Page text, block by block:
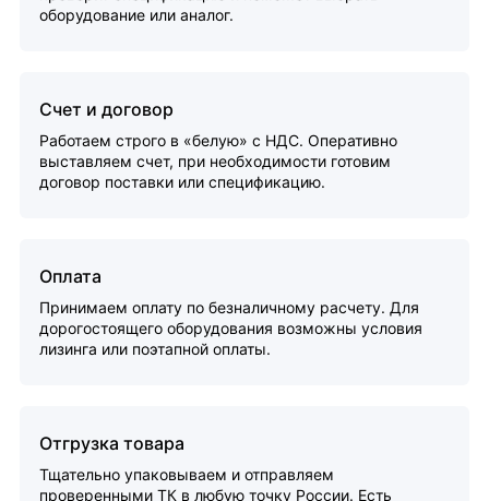
оборудование или аналог.
Счет и договор
Работаем строго в «белую» с НДС. Оперативно
выставляем счет, при необходимости готовим
договор поставки или спецификацию.
Оплата
Принимаем оплату по безналичному расчету. Для
дорогостоящего оборудования возможны условия
лизинга или поэтапной оплаты.
Отгрузка товара
Тщательно упаковываем и отправляем
проверенными ТК в любую точку России. Есть